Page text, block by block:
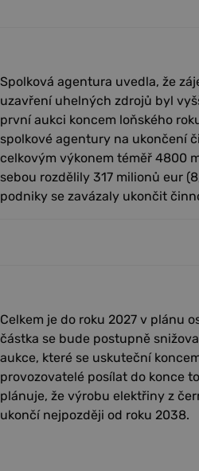
Spolková agentura uvedla, že
uzavření uhelných zdrojů byl
první aukci koncem loňského
spolkové agentury na ukončení
celkovým výkonem téměř 4800
sebou rozdělily 317 milionů eur
podniky se zavázaly ukončit
Celkem je do roku 2027 v plánu
částka se bude postupně
aukce, které se uskuteční
provozovatelé posílat do konce
plánuje, že výrobu elektřiny z
ukončí nejpozději od roku 2038.